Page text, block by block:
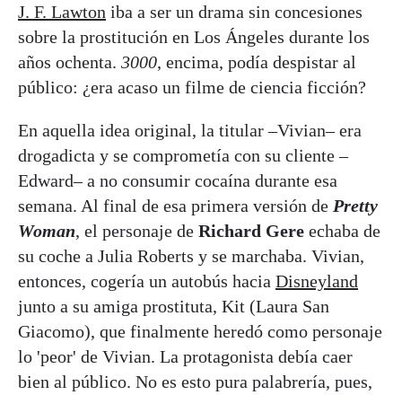
J. F. Lawton iba a ser un drama sin concesiones
sobre la prostitución en Los Ángeles durante los
años ochenta. 3000, encima, podía despistar al
público: ¿era acaso un filme de ciencia ficción?
En aquella idea original, la titular –Vivian– era
drogadicta y se comprometía con su cliente –
Edward– a no consumir cocaína durante esa
semana. Al final de esa primera versión de Pretty
Woman, el personaje de Richard Gere echaba de
su coche a Julia Roberts y se marchaba. Vivian,
entonces, cogería un autobús hacia Disneyland
junto a su amiga prostituta, Kit (Laura San
Giacomo), que finalmente heredó como personaje
lo 'peor' de Vivian. La protagonista debía caer
bien al público. No es esto pura palabrería, pues,